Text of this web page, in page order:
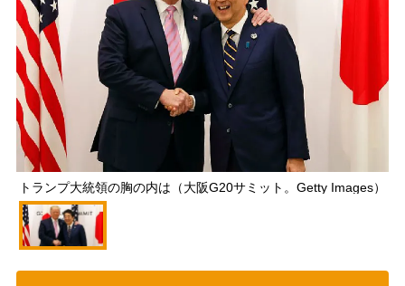
トランプ大統領の胸の内は（大阪G20サミット。Getty Images）